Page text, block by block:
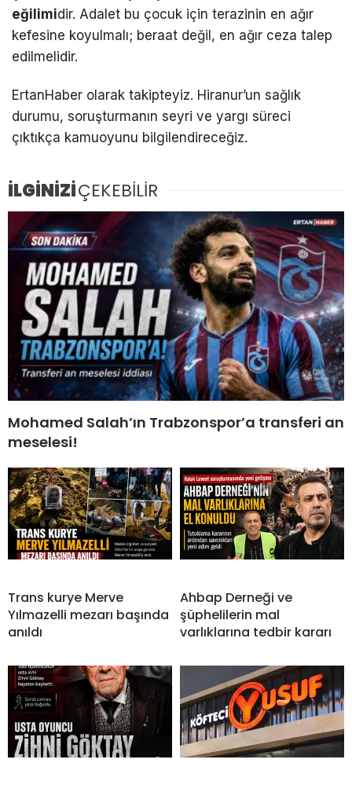
eğilimidir. Adalet bu çocuk için terazinin en ağır
kefesine koyulmalı; beraat değil, en ağır ceza talep
edilmelidir.
ErtanHaber olarak takipteyiz. Hiranur’un sağlık
durumu, soruşturmanın seyri ve yargı süreci
çıktıkça kamuoyunu bilgilendireceğiz.
İLGİNİZİÇEKEBİLİR
Mohamed Salah’ın Trabzonspor’a transferi an
meselesi!
Trans kurye Merve
Yılmazelli mezarı başında
anıldı
Ahbap Derneği ve
şüphelilerin mal
varlıklarına tedbir kararı